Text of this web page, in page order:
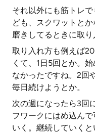
それ以外にも筋トレ
ども、スクワットと
磨きしてるときに取り
取り入れ方も例えば
くて、1日5回とか。
なかったですね。2回
毎日続けようとか。
次の週になったら3回
フワークにはめ込ん
いく。継続していく